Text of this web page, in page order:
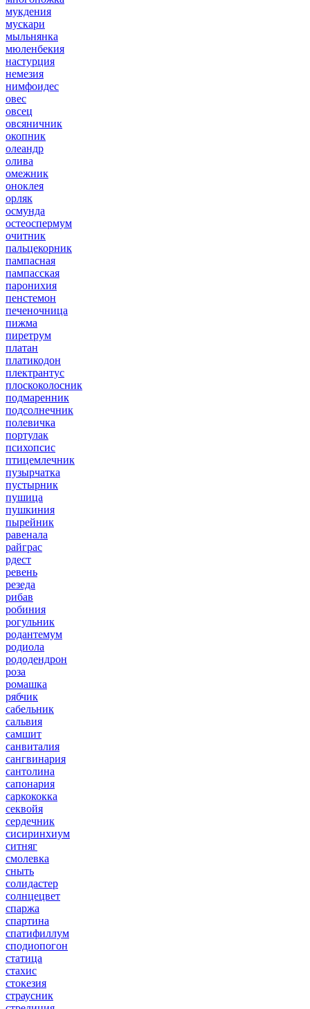
мукдения
мускари
мыльнянка
мюленбекия
настурция
немезия
нимфоидес
овес
овсец
овсяничник
окопник
олеандр
олива
омежник
оноклея
орляк
осмунда
остеоспермум
очитник
пальцекорник
пампасная
пампасская
паронихия
пенстемон
печеночница
пижма
пиретрум
платан
платикодон
плектрантус
плоскоколосник
подмаренник
подсолнечник
полевичка
портулак
психопсис
птицемлечник
пузырчатка
пустырник
пушица
пушкиния
пырейник
равенала
райграс
рдест
ревень
резеда
рибав
робиния
рогульник
родантемум
родиола
рододендрон
роза
ромашка
рябчик
сабельник
сальвия
самшит
санвиталия
сангвинария
сантолина
сапонария
саркококка
секвойя
сердечник
сисиринхиум
ситняг
смолевка
сныть
солидастер
солнцецвет
спаржа
спартина
спатифиллум
сподиопогон
статица
стахис
стокезия
страусник